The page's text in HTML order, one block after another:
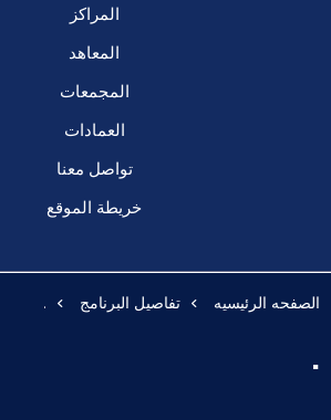
المراكز
المعاهد
المجمعات
العمادات
تواصل معنا
خريطة الموقع
الصفحه الرئيسيه تفاصيل البرنامج .
.